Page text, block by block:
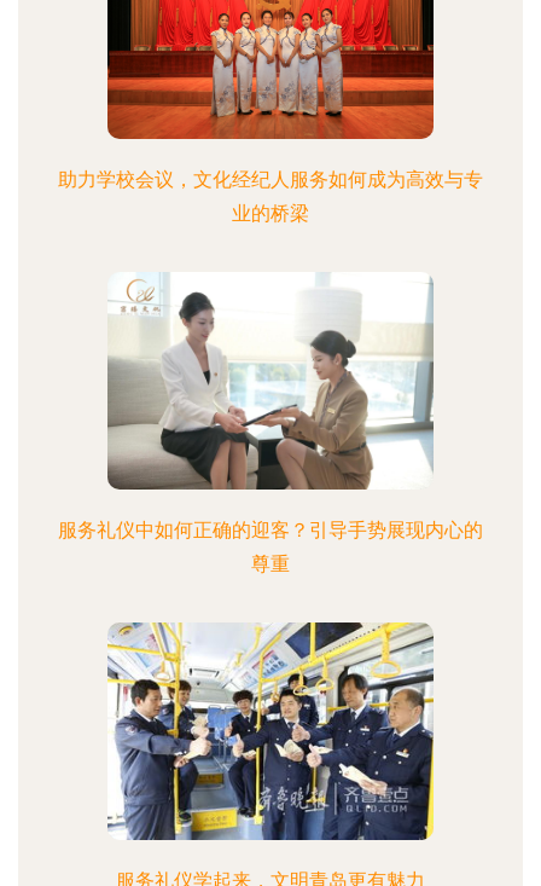
助力学校会议，文化经纪人服务如何成为高效与专
业的桥梁
服务礼仪中如何正确的迎客？引导手势展现内心的
尊重
服务礼仪学起来，文明青岛更有魅力